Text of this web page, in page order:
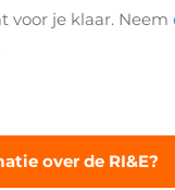
voor je klaar. Neem
over de RI&E?